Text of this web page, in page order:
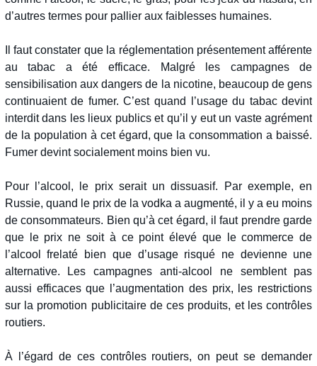
d’autres termes pour pallier aux faiblesses humaines.
Il faut constater que la réglementation présentement afférente
au tabac a été efficace. Malgré les campagnes de
sensibilisation aux dangers de la nicotine, beaucoup de gens
continuaient de fumer. C’est quand l’usage du tabac devint
interdit dans les lieux publics et qu’il y eut un vaste agrément
de la population à cet égard, que la consommation a baissé.
Fumer devint socialement moins bien vu.
Pour l’alcool, le prix serait un dissuasif. Par exemple, en
Russie, quand le prix de la vodka a augmenté, il y a eu moins
de consommateurs. Bien qu’à cet égard, il faut prendre garde
que le prix ne soit à ce point élevé que le commerce de
l’alcool frelaté bien que d’usage risqué ne devienne une
alternative. Les campagnes anti-alcool ne semblent pas
aussi efficaces que l’augmentation des prix, les restrictions
sur la promotion publicitaire de ces produits, et les contrôles
routiers.
À l’égard de ces contrôles routiers, on peut se demander